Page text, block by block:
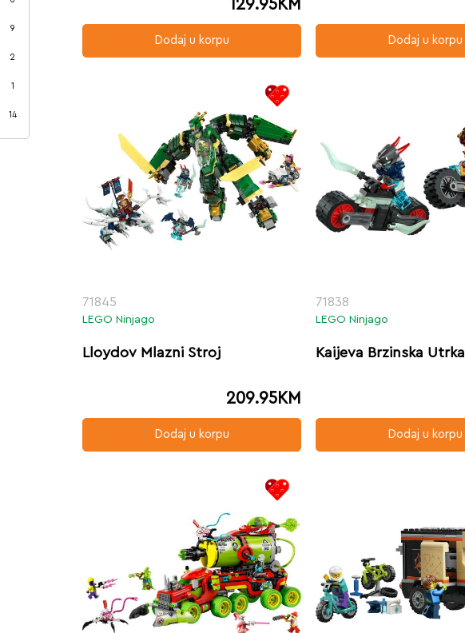
9
2
1
14
129.95KM
Dodaj u korpu Dodaj u korpu
71845
LEGO Ninjago
Lloydov Mlazni Stroj
209.95KM
Dodaj u korpu
71838
LEGO Ninjago
Kaijeva Brzinska Utrka
Dodaj u korpu